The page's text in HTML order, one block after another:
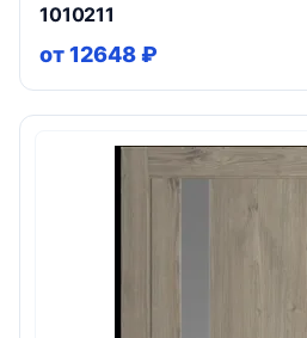
1010211
от 12648 ₽